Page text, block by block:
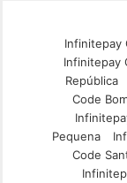
Infinitepay
Infinitepay
República
Code
Pequena
Code